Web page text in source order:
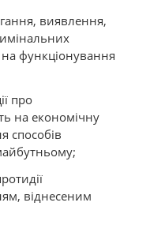
виявлення,
функціонування
про
на економічну
способів
віднесеним